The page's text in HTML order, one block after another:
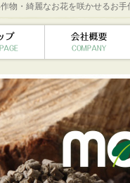
物・綺麗なお花を咲かせるお